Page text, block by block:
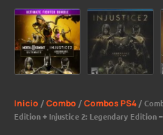
Inicio /Combo /Combos PS4/
Edition + Injustice 2: Legendary Edition